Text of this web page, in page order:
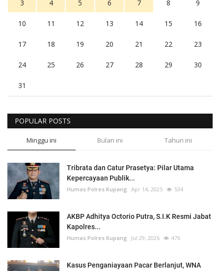
3 4 5 6 7 8 9
10 11 12 13 14 15 16
17 18 19 20 21 22 23
24 25 26 27 28 29 30
31
POPULAR POSTS
Minggu ini Bulan ini Tahun ini
Tribrata dan Catur Prasetya: Pilar Utama
Kepercayaan Publik...
Humas Polres Kupang Apr 14, 2025 534
AKBP Adhitya Octorio Putra, S.I.K Resmi Jabat
Kapolres...
Humas Polres Kupang Jul 29, 2026 476
Kasus Penganiayaan Pacar Berlanjut, WNA